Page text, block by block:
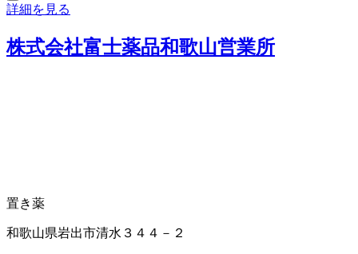
詳細を見る
株式会社富士薬品和歌山営業所
置き薬
和歌山県岩出市清水３４４－２